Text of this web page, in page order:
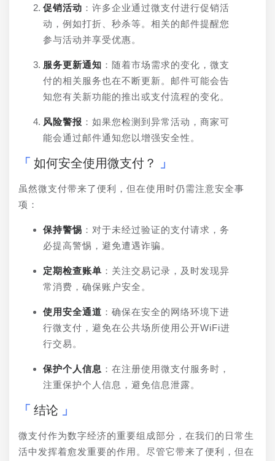
促销活动 ：许多企业通过微支付进行促销活
动，例如打折、秒杀等。相关的邮件提醒您
参与活动并享受优惠。
服务更新通知 ：随着市场需求的变化，微支
付的相关服务也在不断更新。邮件可能会告
知您有关新功能的推出或支付流程的变化。
风险警报 ：如果您检测到异常活动，商家可
能会通过邮件通知您以增强安全性。
如何安全使用微支付？
虽然微支付带来了便利，但在使用时仍需注意安全事
项：
保持警惕 ：对于未经过验证的支付请求，务
必提高警惕，避免遭遇诈骗。
定期检查账单 ：关注交易记录，及时发现异
常消费，确保账户安全。
使用安全通道 ：确保在安全的网络环境下进
行微支付，避免在公共场所使用公开WiFi进
行交易。
保护个人信息 ：在注册使用微支付服务时，
注重保护个人信息，避免信息泄露。
结论
微支付作为数字经济的重要组成部分，在我们的日常生
活中发挥着愈发重要的作用。尽管它带来了便利，但在